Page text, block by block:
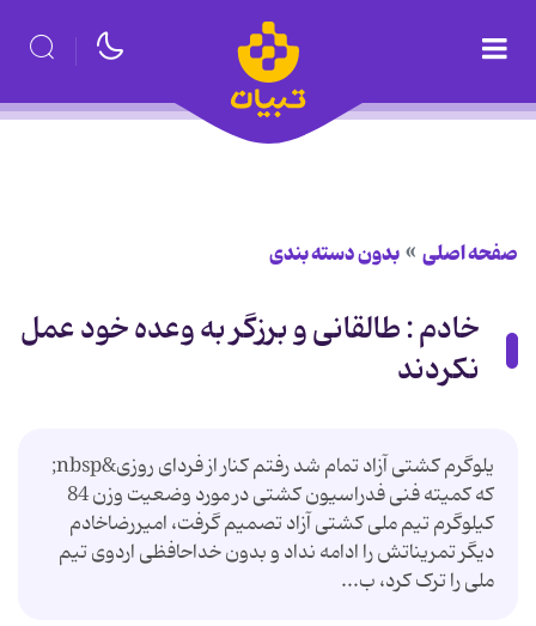
صفحه اصلی بدون دسته بندی
خادم : طالقانی و برزگر به وعده خود عمل
نكردند
یلوگرم کشتی آزاد تمام شد رفتم کنار از فردای روزی&nbsp;
که کمیته فنی فدراسیون کشتی در مورد وضعیت وزن 84
کیلوگرم تیم ملی کشتی آزاد تصمیم گرفت، امیررضاخادم
دیگر تمریناتش را ادامه نداد و بدون خداحافظی اردوی تیم
ملی را ترک کرد، ب...